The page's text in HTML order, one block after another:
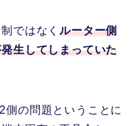
ではなくルーター側
生してしまっていた
の問題ということに